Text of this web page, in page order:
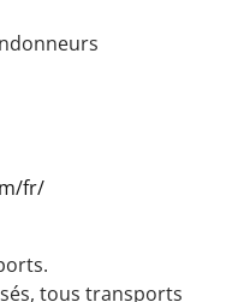
fr/
tous transports